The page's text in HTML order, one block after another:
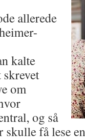
allerede
kalte
skrevet
om
og så
få lese